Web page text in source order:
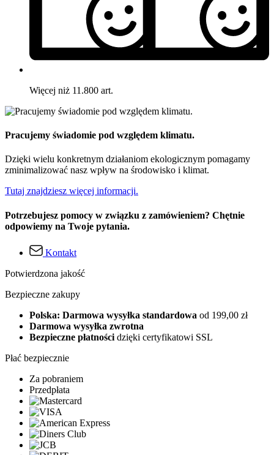
Więcej niż 11.800 art.
Pracujemy świadomie pod względem klimatu.
Dzięki wielu konkretnym działaniom ekologicznym pomagamy
zminimalizować nasz wpływ na środowisko i klimat.
Tutaj znajdziesz więcej informacji.
Potrzebujesz pomocy w związku z zamówieniem? Chętnie
odpowiemy na Twoje pytania.
Kontakt
Potwierdzona jakość
Bezpieczne zakupy
Polska: Darmowa wysyłka standardowa od 199,00 zł
Darmowa wysyłka zwrotna
Bezpieczne płatności dzięki certyfikatowi SSL
Płać bezpiecznie
Za pobraniem
Przedpłata